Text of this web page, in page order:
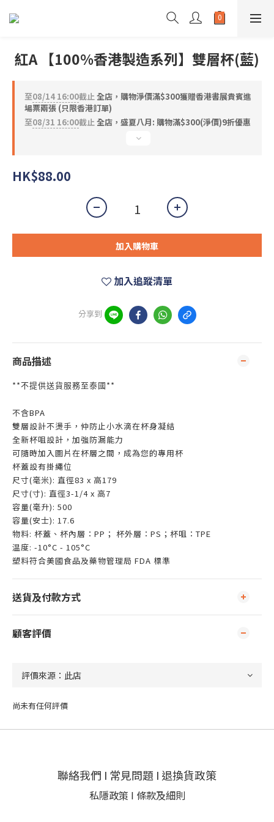
紅A 【100%香港製造系列】雙層杯(藍)
至08/14 16:00截止全店，購物淨價滿$300獲贈香港書展貴賓進
場票兩張 (只限香港訂單)
至08/31 16:00截止全店，盛夏八月: 購物滿$300(淨價)9折優惠
HK$88.00
加入購物車
加入追蹤清單
分享到
商品描述
**不提供送貨服務至泰國 **
不含BPA
雙層設計不燙手，仲防止小水滴在杯身凝結
全新杯咀設計，加強防漏能力
可隨時加入圖片在杯層之間，成為您的專用杯
杯蓋設有掛繩位
尺寸(毫米): 直徑83 x 高179
尺寸(寸): 直徑3-1/4 x 高7
容量(毫升): 500
容量(安士): 17.6
物料: 杯蓋、杯內層：PP； 杯外層：PS；杯咀：TPE
温度: -10°C - 105°C
塑料符合美國食品及藥物管理局 FDA 標準
送貨及付款方式
顧客評價
尚未有任何評價
聯絡我們 I 常見問題 I 退換貨政策
私隱政策 I 條款及細則